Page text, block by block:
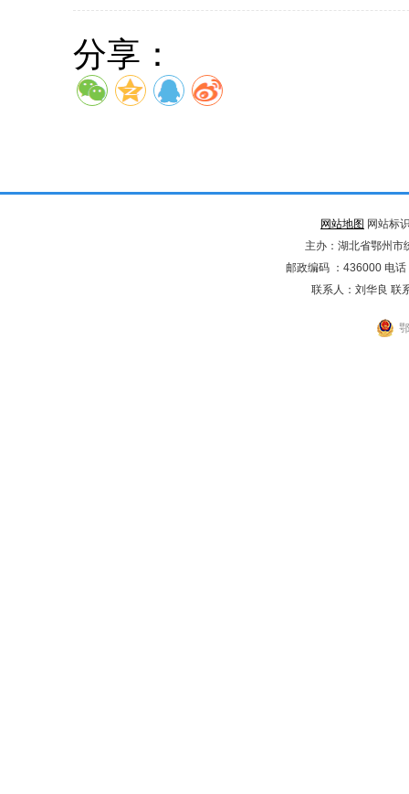
分享：
网站地图 网站标
主办：湖北省鄂州
邮政编码 ：436000 电
联系人：刘华良 联